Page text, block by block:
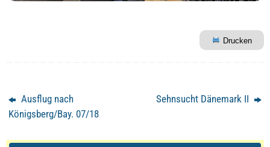
Drucken
Ausflug nach
Königsberg/Bay. 07/18
Sehnsucht Dänemark II